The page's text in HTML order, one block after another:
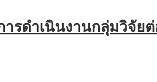
รดำเนินงานกลุ่มวิจัยต่